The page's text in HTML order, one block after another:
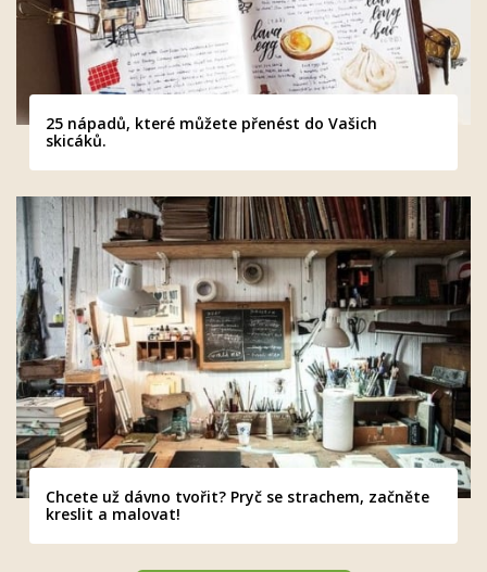
25 nápadů, které můžete přenést do Vašich
skicáků.
Chcete už dávno tvořit? Pryč se strachem, začněte
kreslit a malovat!